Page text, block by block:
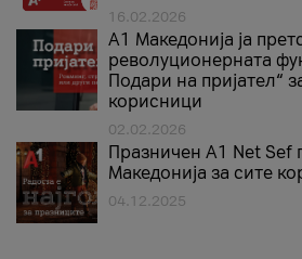
16.02.2026
А1 Македонија ја
револуционерната
Подари на пријател“
корисници
02.02.2026
Празничен A1 Net Sеf
Македонија за сите
04.12.2025